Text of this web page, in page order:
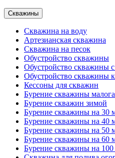
Скважины
Скважина на воду
Артезианская скважина
Скважина на песок
Обустройство скважины
Обустройство скважины
Обустройство скважины
Кессоны для скважин
Бурение скважины
Бурение скважин зимой
Бурение скважины на 30
Бурение скважины на 40
Бурение скважины на 50
Бурение скважины на 60
Бурение скважины на 100